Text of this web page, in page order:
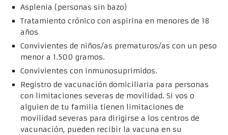
Asplenia (personas sin bazo)
Tratamiento crónico con aspirina en menores de 18
años
Convivientes de niños/as prematuros/as con un peso
menor a 1.500 gramos.
Convivientes con inmunosuprimidos.
Registro de vacunación domiciliaria para personas
con limitaciones severas de movilidad. Si vos o
alguien de tu familia tienen limitaciones de
movilidad severas para dirigirse a los centros de
vacunación, pueden recibir la vacuna en su